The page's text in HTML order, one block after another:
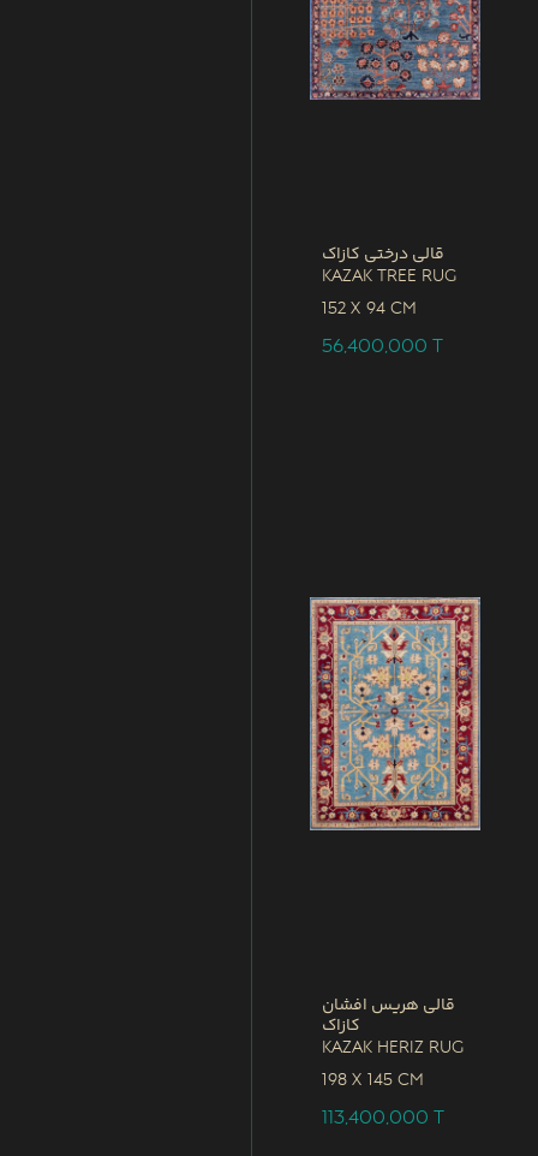
قالی درختی کازاک
Kazak Tree Rug
152 x 94 CM
56,400,000T
قالی هریس افشان
کازاک
Kazak Heriz Rug
198 x 145 CM
113,400,000T